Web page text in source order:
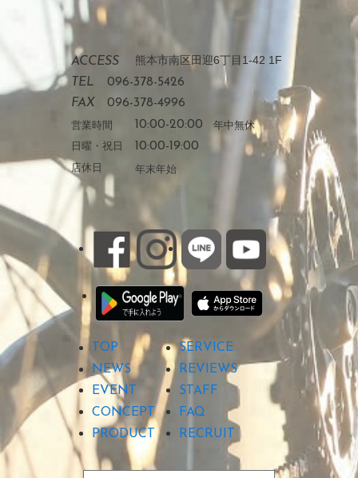
ACCESS 熊本市南区田迎6丁目1-42 1F
TEL
096-378-5426
FAX
096-378-4996
営業時間 10:00-20:00 年中無休
日曜・祝日
10:00-19:00
店休日 年末年始
TOP
SERVICE
NEWS
REVIEWS
EVENT
STAFF
CONCEPT
FAQ
PRODUCT
RECRUIT